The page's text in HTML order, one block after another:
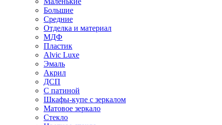
Большие
Средние
Отделка и материал
МДФ
Пластик
Alvic Luxe
Эмаль
Акрил
ДСП
С патиной
Шкафы-купе с зеркалом
Матовое зеркало
Стекло